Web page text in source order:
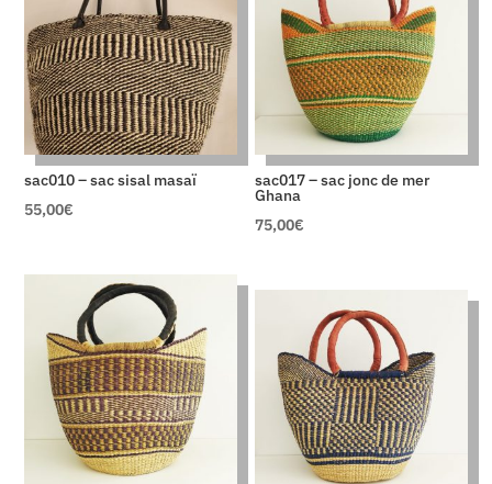
sac010 – sac sisal masaï
55,00€
sac017 – sac jonc de mer
Ghana
75,00€